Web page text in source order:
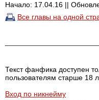
Начало: 17.04.16 ||
Все главы на одной
Текст фанфика доступен
пользователям старше 18
Вход по никнейму